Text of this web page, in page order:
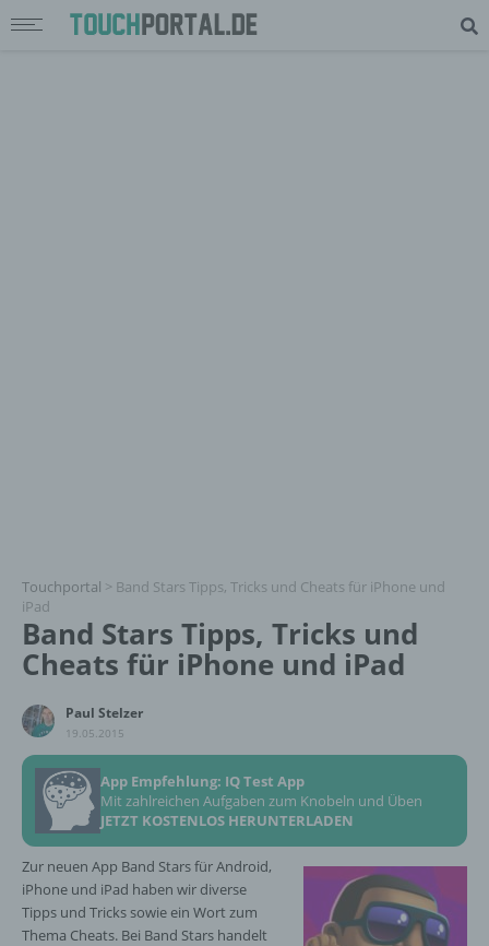
Touchportal > Band Stars Tipps, Tricks und Cheats für iPhone und
iPad
Band Stars Tipps, Tricks und
Cheats für iPhone und iPad
Paul Stelzer
19.05.2015
App Empfehlung: IQ Test App
Mit zahlreichen Aufgaben zum Knobeln und Üben
JETZT KOSTENLOS HERUNTERLADEN
Zur neuen App Band Stars für Android,
iPhone und iPad haben wir diverse
Tipps und Tricks sowie ein Wort zum
Thema Cheats. Bei Band Stars handelt